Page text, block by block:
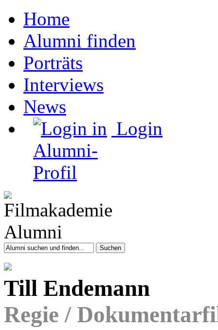
Home
Alumni finden
Porträts
Interviews
News
Login
Till Endemann
Regie /